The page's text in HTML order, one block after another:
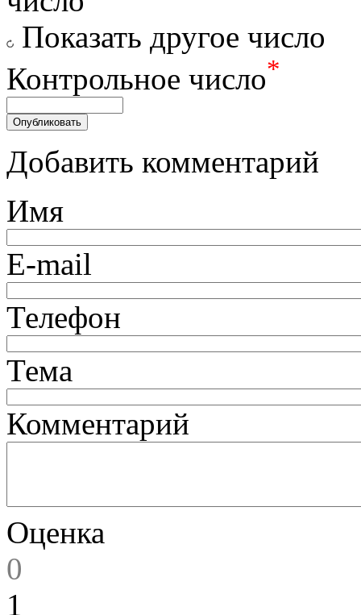
Показать другое число
Контрольное число*
Добавить комментарий
Имя
E-mail
Телефон
Тема
Комментарий
Оценка
0
1